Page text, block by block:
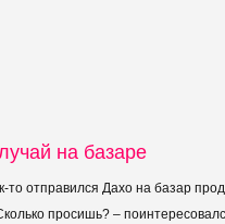
на базаре
то отправился Дахо на базар
просишь? –